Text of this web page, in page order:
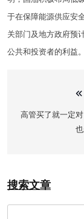
于在保障能源供应安
关部门及地方政府预
公共和投资者的利益。
高管买了就一定
搜索文章